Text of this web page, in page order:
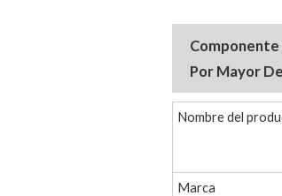
Componente
Por Mayor
Nombre del
Marca